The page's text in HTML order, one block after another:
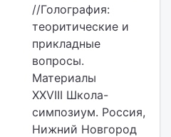
//Голография:
теоритические и
прикладные
вопросы.
Материалы
XXVIII Школа-
симпозиум. Россия,
Нижний Новгород